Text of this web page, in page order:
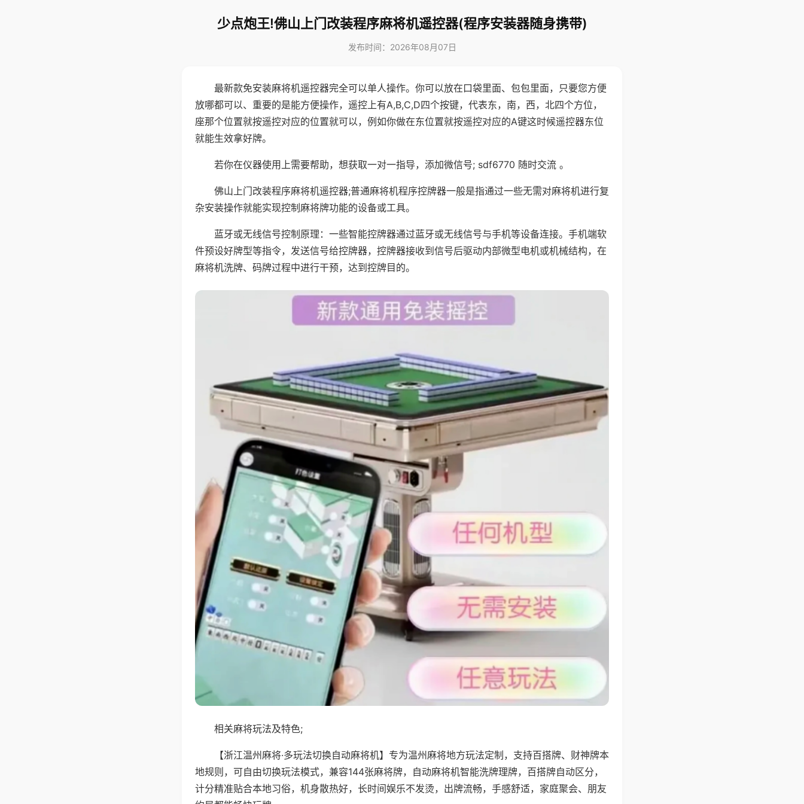
少点炮王!佛山上门改装程序麻将机遥控器(程序安装器随身携带)
发布时间：2026年08月07日
最新款免安装麻将机遥控器完全可以单人操作。你可以放在口袋里面、包包里面，只要您方便
放哪都可以、重要的是能方便操作，遥控上有A,B,C,D四个按键，代表东，南，西，北四个方位，
座那个位置就按遥控对应的位置就可以，例如你做在东位置就按遥控对应的A键这时候遥控器东位
就能生效拿好牌。
若你在仪器使用上需要帮助，想获取一对一指导，添加微信号; sdf6770 随时交流 。
佛山上门改装程序麻将机遥控器;普通麻将机程序控牌器一般是指通过一些无需对麻将机进行复
杂安装操作就能实现控制麻将牌功能的设备或工具。
蓝牙或无线信号控制原理：一些智能控牌器通过蓝牙或无线信号与手机等设备连接。手机端软
件预设好牌型等指令，发送信号给控牌器，控牌器接收到信号后驱动内部微型电机或机械结构，在
麻将机洗牌、码牌过程中进行干预，达到控牌目的。
相关麻将玩法及特色;
【浙江温州麻将·多玩法切换自动麻将机】专为温州麻将地方玩法定制，支持百搭牌、财神牌本
地规则，可自由切换玩法模式，兼容144张麻将牌，自动麻将机智能洗牌理牌，百搭牌自动区分，
计分精准贴合本地习俗，机身散热好，长时间娱乐不发烫，出牌流畅，手感舒适，家庭聚会、朋友